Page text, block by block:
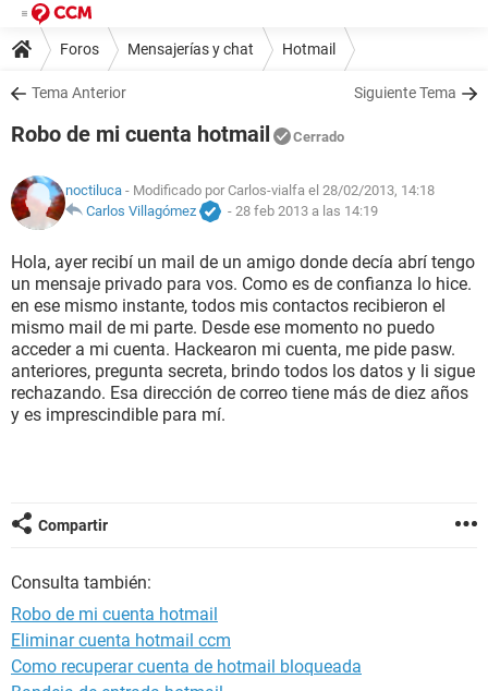
Foros Mensajerías y chat Hotmail
Tema Anterior Siguiente Tema
Robo de mi cuenta hotmail Cerrado
noctiluca - Modificado por Carlos-vialfa el 28/02/2013, 14:18
Carlos Villagómez
- 28 feb 2013 a las 14:19
Hola, ayer recibí un mail de un amigo donde decía abrí tengo
un mensaje privado para vos. Como es de confianza lo hice.
en ese mismo instante, todos mis contactos recibieron el
mismo mail de mi parte. Desde ese momento no puedo
acceder a mi cuenta. Hackearon mi cuenta, me pide pasw.
anteriores, pregunta secreta, brindo todos los datos y li sigue
rechazando. Esa dirección de correo tiene más de diez años
y es imprescindible para mí.
Compartir
Consulta también:
Robo de mi cuenta hotmail
Eliminar cuenta hotmail ccm
Como recuperar cuenta de hotmail bloqueada